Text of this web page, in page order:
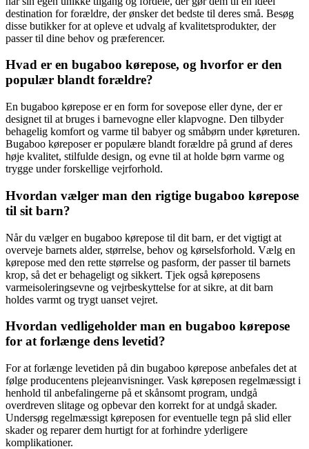
destination for forældre, der ønsker det bedste til deres små. Besøg
disse butikker for at opleve et udvalg af kvalitetsprodukter, der
passer til dine behov og præferencer.
Hvad er en bugaboo kørepose, og hvorfor er den
populær blandt forældre?
En bugaboo kørepose er en form for sovepose eller dyne, der er
designet til at bruges i barnevogne eller klapvogne. Den tilbyder
behagelig komfort og varme til babyer og småbørn under køreturen.
Bugaboo køreposer er populære blandt forældre på grund af deres
høje kvalitet, stilfulde design, og evne til at holde børn varme og
trygge under forskellige vejrforhold.
Hvordan vælger man den rigtige bugaboo kørepose
til sit barn?
Når du vælger en bugaboo kørepose til dit barn, er det vigtigt at
overveje barnets alder, størrelse, behov og kørselsforhold. Vælg en
kørepose med den rette størrelse og pasform, der passer til barnets
krop, så det er behageligt og sikkert. Tjek også køreposens
varmeisoleringsevne og vejrbeskyttelse for at sikre, at dit barn
holdes varmt og trygt uanset vejret.
Hvordan vedligeholder man en bugaboo kørepose
for at forlænge dens levetid?
For at forlænge levetiden på din bugaboo kørepose anbefales det at
følge producentens plejeanvisninger. Vask køreposen regelmæssigt i
henhold til anbefalingerne på et skånsomt program, undgå
overdreven slitage og opbevar den korrekt for at undgå skader.
Undersøg regelmæssigt køreposen for eventuelle tegn på slid eller
skader og reparer dem hurtigt for at forhindre yderligere
komplikationer.